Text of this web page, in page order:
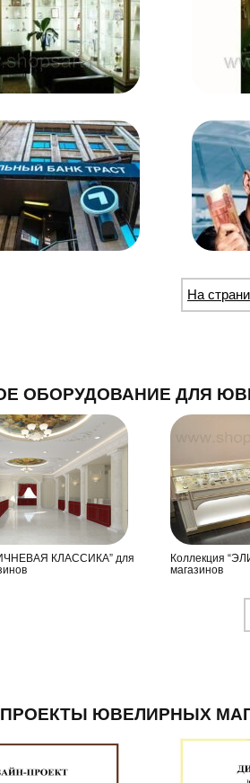
На
ОБОРУДОВАНИЕ ДЛЯ
КЛАССИКА” для
Коллекция
магазинов
ЮВЕЛИРНЫХ